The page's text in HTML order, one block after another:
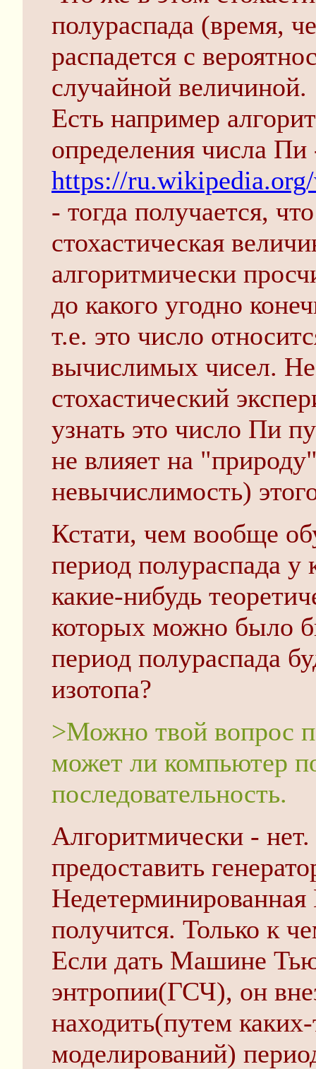
полураспада (время,
распадется с
случайной величиной.
Есть например
определения числа Пи
https://
- тогда получается,
стохастическая
алгоритмически
до какого угодно
т.е. это число
вычислимых чисел.
стохастический
узнать это число Пи
не влияет на
невычислимость)
Кстати, чем вообще
период полураспада у
какие-нибудь
которых можно было
период полураспада
изотопа?
>Можно твой вопрос
может ли компьютер
последовательность.
Алгоритмически -
предоставить
получится. Только к
Если дать Машине
энтропии(ГСЧ), он
находить(путем
моделирований)